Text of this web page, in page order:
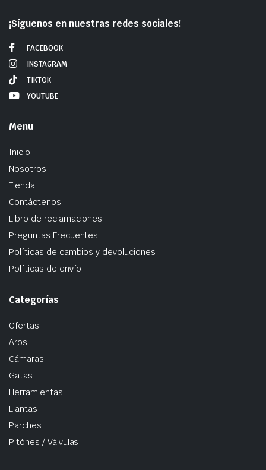
¡Síguenos en nuestras redes sociales!
FACEBOOK
INSTAGRAM
TIKTOK
YOUTUBE
Menu
Inicio
Nosotros
Tienda
Contáctenos
Libro de reclamaciones
Preguntas Frecuentes
Políticas de cambios y devoluciones
Políticas de envío
Categorías
Ofertas
Aros
Cámaras
Gatas
Herramientas
Llantas
Parches
Pitónes / Válvulas